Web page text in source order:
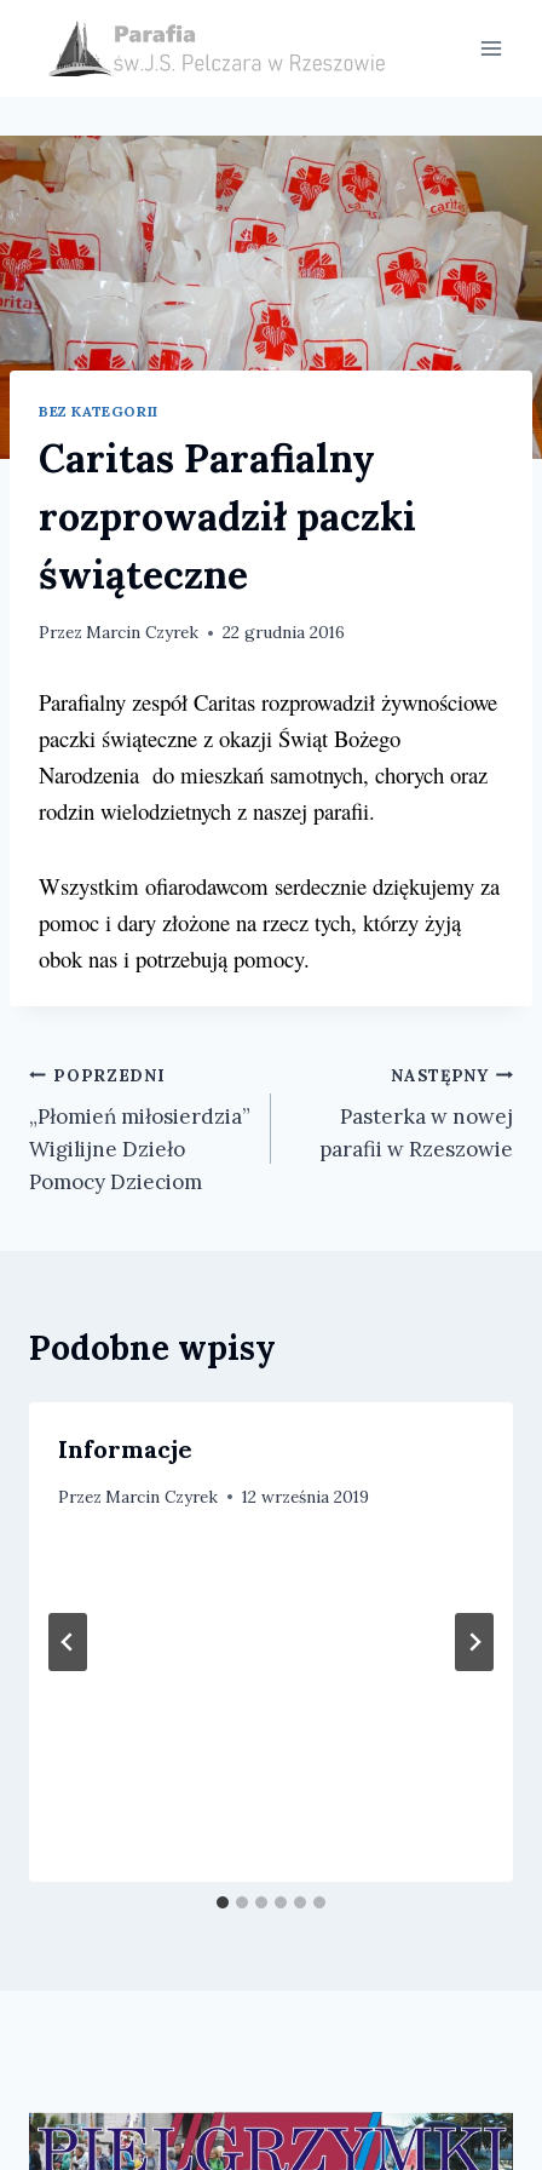
treści
BEZ KATEGORII
Caritas Parafialny
rozprowadził paczki
świąteczne
Przez Marcin Czyrek 22 grudnia 2016
Parafialny zespół Caritas rozprowadził żywnościowe
paczki świąteczne z okazji Świąt Bożego
Narodzenia do mieszkań samotnych, chorych oraz
rodzin wielodzietnych z naszej parafii.
Wszystkim ofiarodawcom serdecznie dziękujemy za
pomoc i dary złożone na rzecz tych, którzy żyją
obok nas i potrzebują pomocy.
Nawigacja
wpisu
POPRZEDNI
„Płomień miłosierdzia”
Wigilijne Dzieło
Pomocy Dzieciom
NASTĘPNY
Pasterka w nowej
parafii w Rzeszowie
Podobne wpisy
Informacje
Przez Marcin Czyrek 12 września 2019